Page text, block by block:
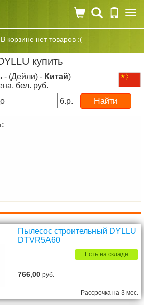
В корзине нет товаров :(
купить
- (Дейли) - Китай)
бел. руб.
б.р.
Пылесос строительный DYLLU
DTVR5A60
Есть на складе
766,00руб.
Рассрочка на 3 мес.